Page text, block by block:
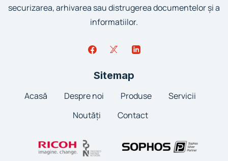
securizarea, arhivarea sau distrugerea documentelor și a
informatiilor.
Sitemap
Acasă Despre noi Produse
Servicii
Noutăți
Contact